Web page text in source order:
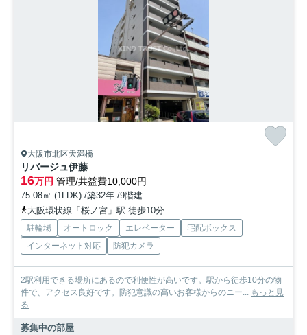
大阪市北区天満橋
リバージュ伊藤
16万円 管理/共益費10,000円
75.08㎡ (1LDK) /築32年 /9階建
大阪環状線「桜ノ宮」駅 徒歩10分
駐輪場 オートロック エレベーター
宅配ボックス
インターネット対応
防犯カメラ
2駅利用できる場所にあるので利便性が高いです。駅から徒歩10分の物
件で、アクセス良好です。防犯意識の高いお客様からのニー... もっと見
る
募集中の部屋